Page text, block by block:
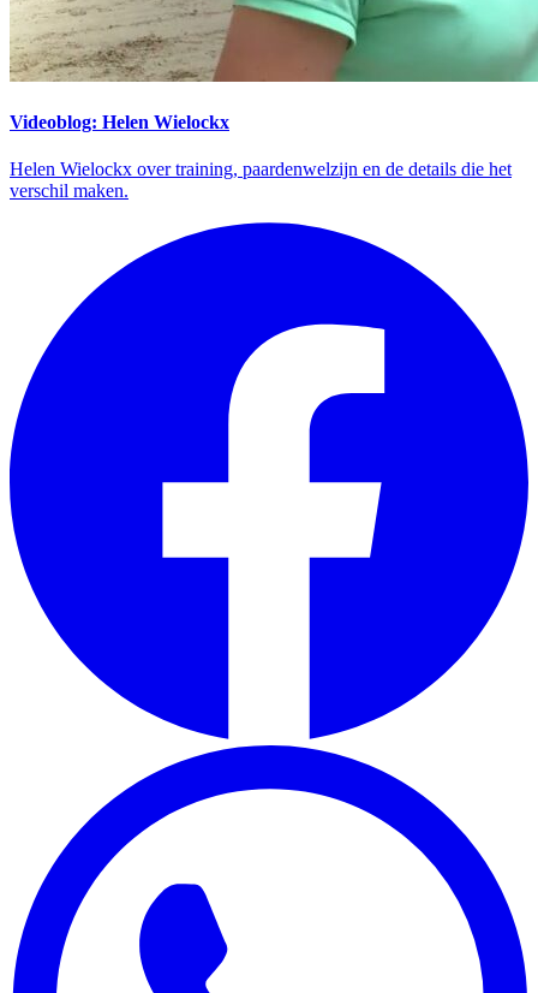
Videoblog: Helen Wielockx
Helen Wielockx over training, paardenwelzijn en de details die het
verschil maken.